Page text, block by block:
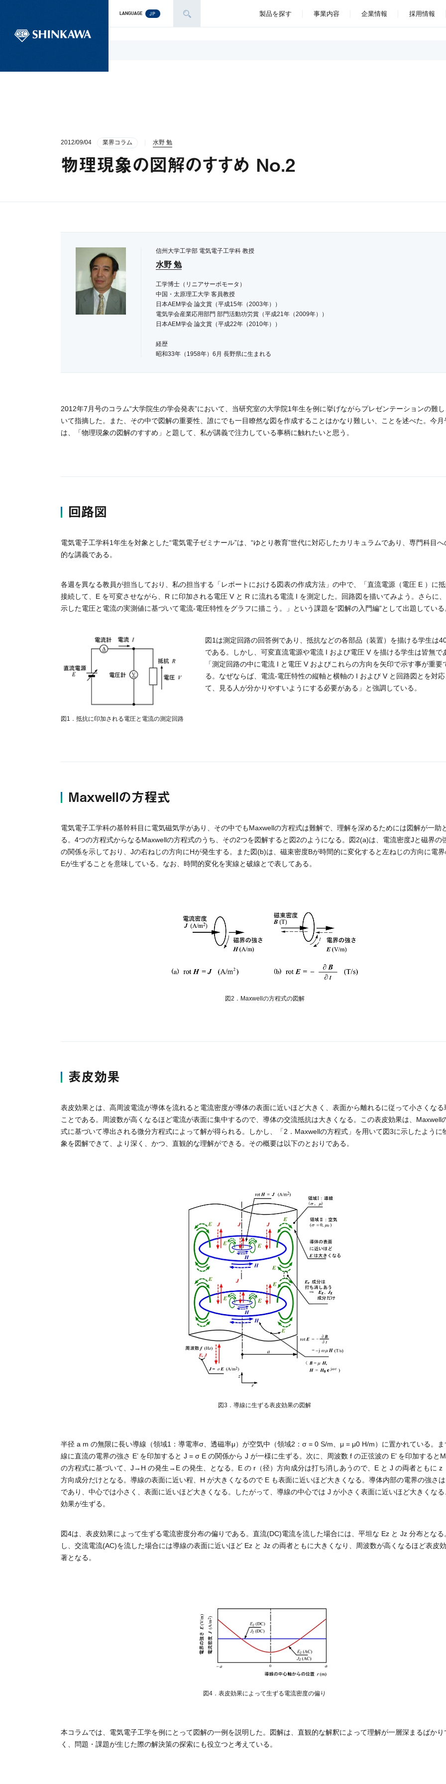
LANGUAGE JP 製品を探す 事業内容 企業情報 採用情報
2012/09/04 業界コラム 水野 勉
物理現象の図解のすすめ No.2
信州大学工学部 電気電子工学科 教授
水野 勉
工学博士（リニアサーボモータ）
中国・太原理工大学 客員教授
日本AEM学会 論文賞（平成15年（2003年））
電気学会産業応用部門 部門活動功労賞（平成21年（2009年））
日本AEM学会 論文賞（平成22年（2010年））
経歴
昭和33年（1958年）6月 長野県に生まれる
昭和58年（1983年）3月 信州大学大学院 工学系研究科 電気工学専攻修士課程 修了 工学修士
平成 8年（1996年）4月 信州大学工学部 助手
平成11年（1999年）4月 信州大学工学部 助教授
平成23年（2011年）4月 信州大学工学部 教授
2012年7月号のコラム“大学院生の学会発表”において、当研究室の大学院1年生を例に挙げながらプレゼンテーションの難
いて指摘した。また、その中で図解の重要性、誰にでも一目瞭然な図を作成することはかなり難しい、ことを述べた。今月
は、「物理現象の図解のすすめ」と題して、私が講義で注力している事柄に触れたいと思う。
回路図
電気電子工学科1年生を対象とした“電気電子ゼミナール”は、“ゆとり教育”世代に対応したカリキュラムであり、専門科目へ
的な講義である。
各週を異なる教員が担当しており、私の担当する「レポートにおける図表の作成方法」の中で、「直流電源（電圧 E ）に
接続して、E を可変させながら、R に印加される電圧 V と R に流れる電流 I を測定した。回路図を描いてみよう。さらに
示した電圧と電流の実測値に基づいて電流-電圧特性をグラフに描こう。」という課題を“図解の入門編”として出題している
図1．抵抗に印加される電圧と電流の測定回路
図1は測定回路の回答例であり、抵抗などの各部品（装置）を描ける学生は
である。しかし、可変直流電源や電流 I および電圧 V を描ける学生は皆無で
「測定回路の中に電流 I と電圧 V およびこれらの方向を矢印で示す事が重要
る。なぜならば、電流-電圧特性の縦軸と横軸の I および V と回路図とを対
て、見る人が分かりやすいようにする必要がある」と強調している。
Maxwellの方程式
電気電子工学科の基幹科目に電気磁気学があり、その中でもMaxwellの方程式は難解で、理解を深めるためには図解が一助
る。4つの方程式からなるMaxwellの方程式のうち、その2つを図解すると図2のようになる。図2(a)は、電流密度Jと磁界の
の関係を示しており、Jの右ねじの方向にHが発生する。また図(b)は、磁束密度Bが時間的に変化すると左ねじの方向に電
Eが生ずることを意味している。なお、時間的変化を実線と破線とで表してある。
図2．Maxwellの方程式の図解
表皮効果
表皮効果とは、高周波電流が導体を流れると電流密度が導体の表面に近いほど大きく、表面から離れるに従って小さくなる
ことである。周波数が高くなるほど電流が表面に集中するので、導体の交流抵抗は大きくなる。この表皮効果は、Maxwell
式に基づいて導出される微分方程式によって解が得られる。しかし、「2．Maxwellの方程式」を用いて図3に示したように
象を図解できて、より深く、かつ、直観的な理解ができる。その概要は以下のとおりである。
図3．導線に生ずる表皮効果の図解
半径 a m の無限に長い導線（領域1：導電率σ、透磁率μ）が空気中（領域2：σ = 0 S/m、μ = μ0 H/m）に置かれている。ま
線に直流の電界の強さ E’ を印加すると J = σ E の関係から J が一様に生ずる。次に、周波数 f の正弦波の E’ を印加すると
の方程式に基づいて、J→H の発生→E の発生、となる。E の r（径）方向成分は打ち消しあうので、E と J の両者ともに z
方向成分だけとなる。導線の表面に近い程、H が大きくなるので E も表面に近いほど大きくなる。導体内部の電界の強さは
であり、中心では小さく、表面に近いほど大きくなる。したがって、導線の中心では J が小さく表面に近いほど大きくな
効果が生ずる。
図4は、表皮効果によって生ずる電流密度分布の偏りである。直流(DC)電流を流した場合には、平坦な Ez と Jz 分布となる
し、交流電流(AC)を流した場合には導線の表面に近いほど Ez と Jz の両者ともに大きくなり、周波数が高くなるほど表皮
著となる。
図4．表皮効果によって生ずる電流密度の偏り
本コラムでは、電気電子工学を例にとって図解の一例を説明した。図解は、直観的な解釈によって理解が一層深まるばかり
く、問題・課題が生じた際の解決策の探索にも役立つと考えている。